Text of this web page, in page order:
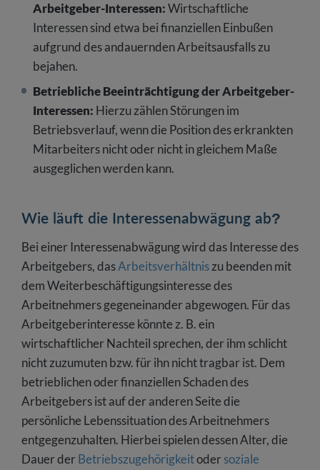
Arbeitgeber-Interessen:Wirtschaftliche
Interessen sind etwa bei finanziellen Einbußen
aufgrund des andauernden Arbeitsausfalls zu
bejahen.
Betriebliche Beeinträchtigung der Arbeitgeber-
Interessen: Hierzu zählen Störungen im
Betriebsverlauf, wenn die Position des erkrankten
Mitarbeiters nicht oder nicht in gleichem Maße
ausgeglichen werden kann.
Wie läuft die Interessenabwägung ab?
Bei einer Interessenabwägung wird das Interesse des
Arbeitgebers, dasArbeitsverhältniszu beenden mit
dem Weiterbeschäftigungsinteresse des
Arbeitnehmers gegeneinander abgewogen. Für das
Arbeitgeberinteresse könnte z. B. ein
wirtschaftlicher Nachteil sprechen, der ihm schlicht
nicht zuzumuten bzw. für ihn nicht tragbar ist. Dem
betrieblichen oder finanziellen Schaden des
Arbeitgebers ist auf der anderen Seite die
persönliche Lebenssituation des Arbeitnehmers
entgegenzuhalten. Hierbei spielen dessen Alter, die
Dauer derBetriebszugehörigkeitodersoziale